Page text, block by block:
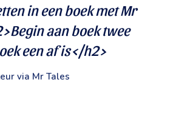
in een boek met Mr
aan boek twee
een af is</h2>
via Mr Tales